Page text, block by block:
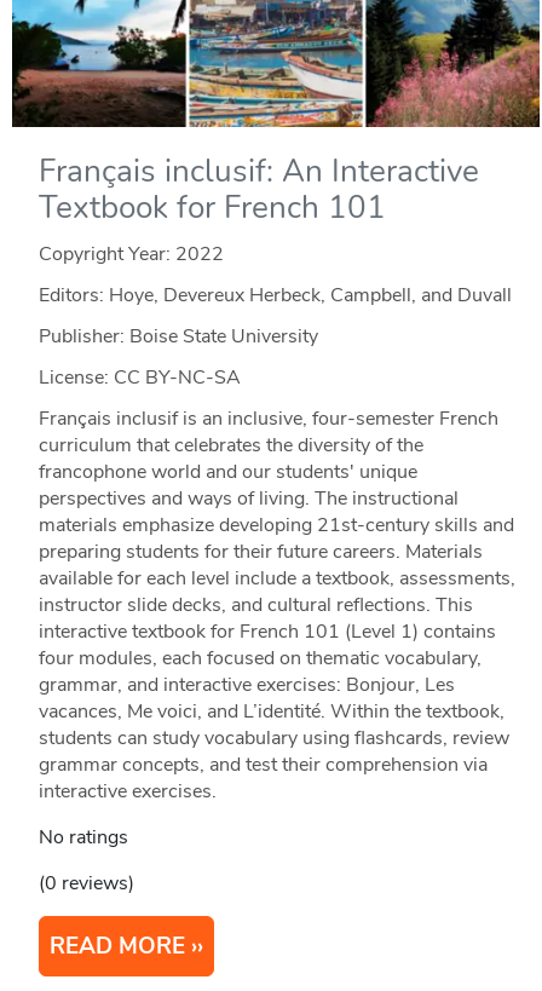
Français inclusif: An Interactive
Textbook for French 101
Copyright Year: 2022
Editors: Hoye, Devereux Herbeck, Campbell, and Duvall
Publisher: Boise State University
License: CC BY-NC-SA
Français inclusif is an inclusive, four-semester French
curriculum that celebrates the diversity of the
francophone world and our students' unique
perspectives and ways of living. The instructional
materials emphasize developing 21st-century skills and
preparing students for their future careers. Materials
available for each level include a textbook, assessments,
instructor slide decks, and cultural reflections. This
interactive textbook for French 101 (Level 1) contains
four modules, each focused on thematic vocabulary,
grammar, and interactive exercises: Bonjour, Les
vacances, Me voici, and L’identité. Within the textbook,
students can study vocabulary using flashcards, review
grammar concepts, and test their comprehension via
interactive exercises.
No ratings
(0 reviews)
READ MORE